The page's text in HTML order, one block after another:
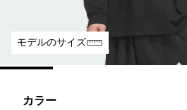
モデルのサイズ
カラー